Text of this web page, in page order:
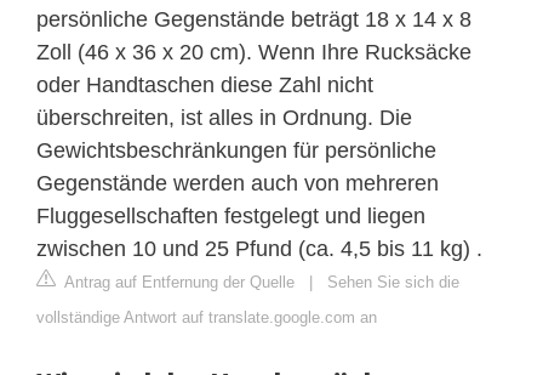
persönliche Gegenstände beträgt 18 x 14 x 8
Zoll (46 x 36 x 20 cm). Wenn Ihre Rucksäcke
oder Handtaschen diese Zahl nicht
überschreiten, ist alles in Ordnung. Die
Gewichtsbeschränkungen für persönliche
Gegenstände werden auch von mehreren
Fluggesellschaften festgelegt und liegen
zwischen 10 und 25 Pfund (ca. 4,5 bis 11 kg) .
Antrag auf Entfernung der Quelle | Sehen Sie sich die
vollständige Antwort auf translate.google.com an